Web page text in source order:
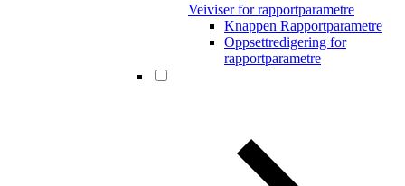
Veiviser for rapportparametre
Knappen Rapportparametre
Oppsettredigering for
rapportparametre